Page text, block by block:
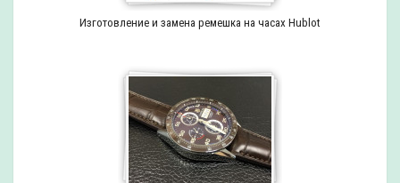
Изготовление и замена ремешка на часах Hublot